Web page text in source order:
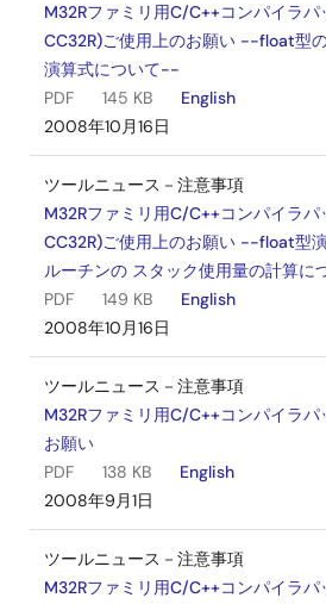
M32Rファミリ用C/C++コンパイラ
CC32R)ご使用上のお願い --float型
演算式について--
PDF
145 KB
English
2008年10月16日
ツールニュース－注意事項
M32Rファミリ用C/C++コンパイラ
CC32R)ご使用上のお願い --float型
ルーチンの スタック使用量の計算に
PDF
149 KB
English
2008年10月16日
ツールニュース－注意事項
M32Rファミリ用C/C++コンパイラ
お願い
PDF
138 KB
English
2008年9月1日
ツールニュース－注意事項
M32Rファミリ用C/C++コンパイラ